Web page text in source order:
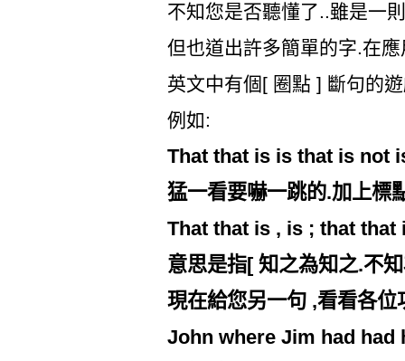
不知您是否聽懂了..雖是一
但也道出許多簡單的字.在
英文中有個[ 圈點 ] 斷句的
例如:
That that is is that is not
猛一看要嚇一跳的.加上標
That that is , is ; that that
意思是指[ 知之為知之.不
現在給您另一句 ,看看各位
John where Jim had had